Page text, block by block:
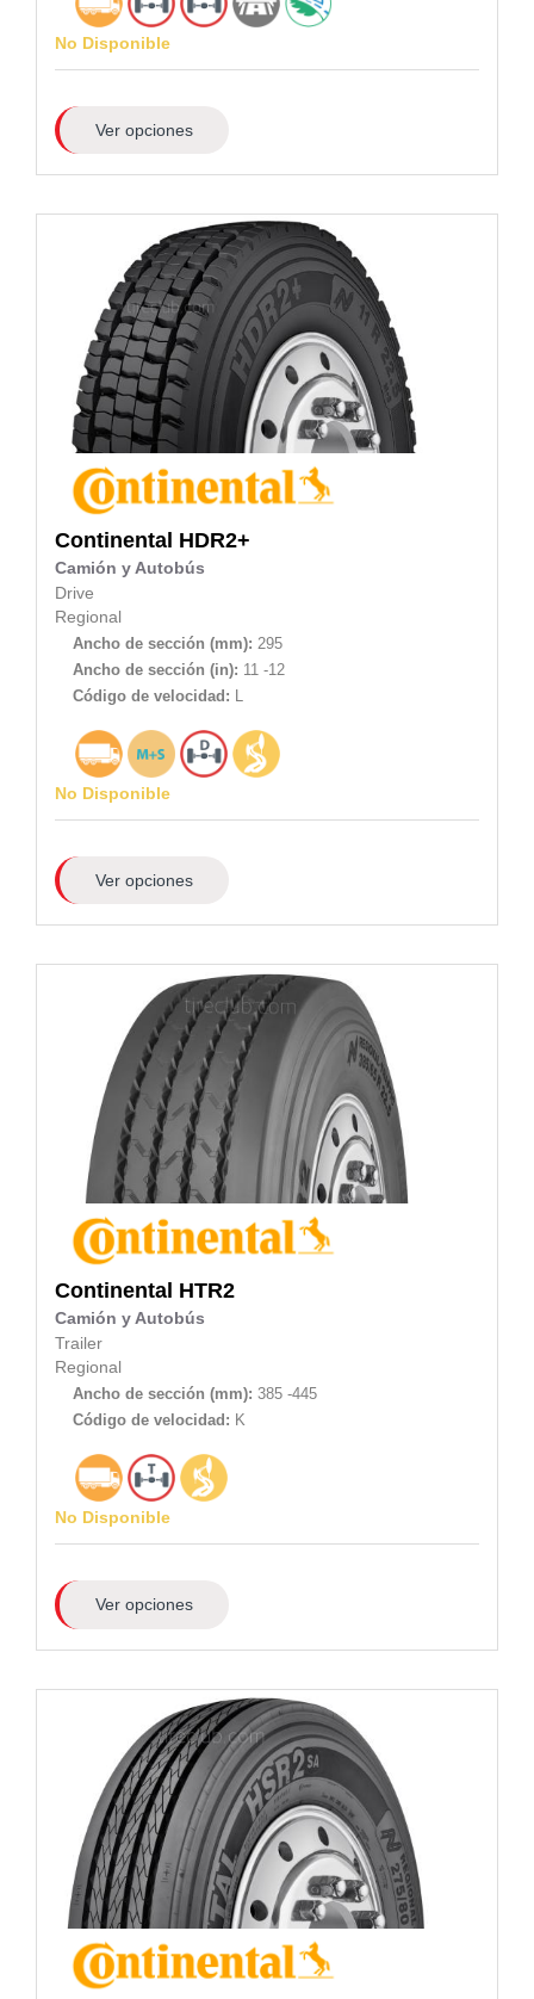
No Disponible
Ver opciones
Continental HDR2+
Camión y Autobús
Drive
Regional
Ancho de sección (mm): 295
Ancho de sección (in): 11 -12
Código de velocidad:
No Disponible
Ver opciones
Continental HTR2
Camión y Autobús
Trailer
Regional
Ancho de sección (mm): 385 -445
Código de velocidad: K
No Disponible
Ver opciones